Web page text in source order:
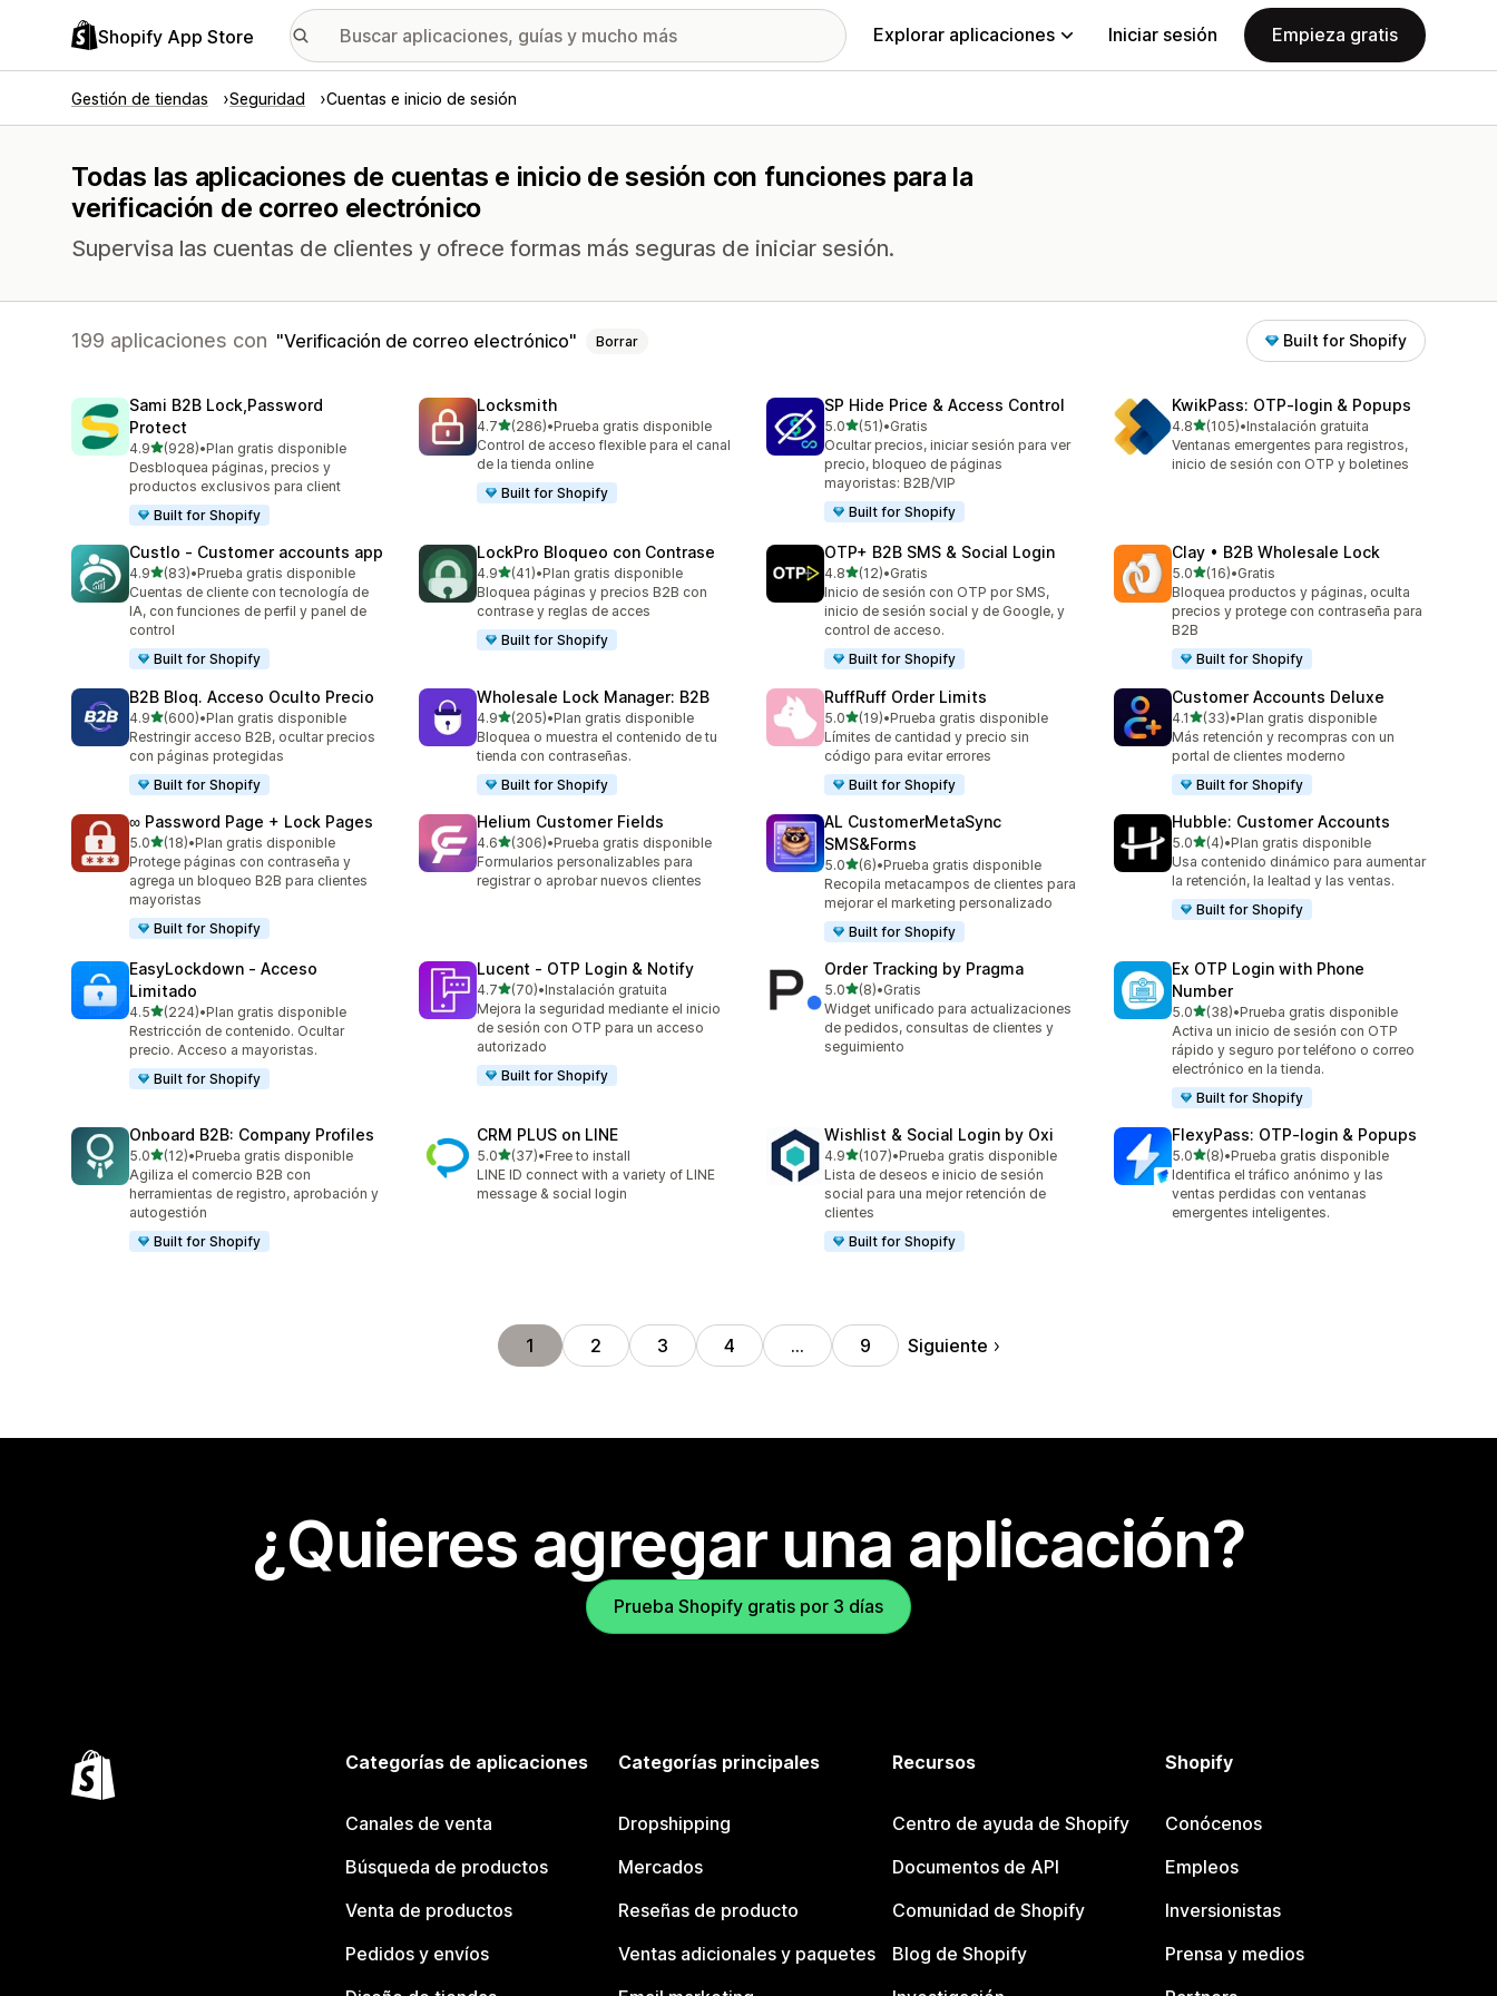
Shopify App Store Explorar aplicaciones Iniciar sesión Empieza gratis
Gestión de tiendas Seguridad Cuentas e inicio de sesión
Todas las aplicaciones de cuentas e inicio de sesión con funciones para la
verificación de correo electrónico
Supervisa las cuentas de clientes y ofrece formas más seguras de iniciar sesión.
199 aplicaciones con Verificación de correo electrónico Borrar Built for Shopify
Sami B2B Lock,Password
Protect
4.9de 5 estrellas
(928)
928 reseñas en total
•Plan gratis disponible
Desbloquea páginas, precios y
productos exclusivos para client
Built for Shopify
Locksmith
4.7de 5 estrellas
(286)
286 reseñas en total
•Prueba gratis disponible
Control de acceso flexible para el canal
de la tienda online
Built for Shopify
SP Hide Price & Access Control
5.0de 5 estrellas
(51)
51 reseñas en total
•Gratis
Ocultar precios, iniciar sesión para ver
precio, bloqueo de páginas
mayoristas: B2B/VIP
Built for Shopify
KwikPass: OTP‑login & Popups
4.8de 5 estrellas
(105)
105 reseñas en total
•Instalación gratuita
Ventanas emergentes para registros,
inicio de sesión con OTP y boletines
Custlo ‑ Customer accounts app
4.9de 5 estrellas
(83)
83 reseñas en total
•Prueba gratis disponible
Cuentas de cliente con tecnología de
IA, con funciones de perfil y panel de
control
Built for Shopify
LockPro Bloqueo con Contrase
4.9de 5 estrellas
(41)
41 reseñas en total
•Plan gratis disponible
Bloquea páginas y precios B2B con
contrase y reglas de acces
Built for Shopify
OTP+ B2B SMS & Social Login
4.8de 5 estrellas
(12)
12 reseñas en total
•Gratis
Inicio de sesión con OTP por SMS,
inicio de sesión social y de Google, y
control de acceso.
Built for Shopify
Clay • B2B Wholesale Lock
5.0de 5 estrellas
(16)
16 reseñas en total
•Gratis
Bloquea productos y páginas, oculta
precios y protege con contraseña para
B2B
Built for Shopify
B2B Bloq. Acceso Oculto Precio
4.9de 5 estrellas
(600)
600 reseñas en total
•Plan gratis disponible
Restringir acceso B2B, ocultar precios
con páginas protegidas
Built for Shopify
Wholesale Lock Manager: B2B
4.9de 5 estrellas
(205)
205 reseñas en total
•Plan gratis disponible
Bloquea o muestra el contenido de tu
tienda con contraseñas.
Built for Shopify
RuffRuff Order Limits
5.0de 5 estrellas
(19)
19 reseñas en total
•Prueba gratis disponible
Límites de cantidad y precio sin
código para evitar errores
Built for Shopify
Customer Accounts Deluxe
4.1de 5 estrellas
(33)
33 reseñas en total
•Plan gratis disponible
Más retención y recompras con un
portal de clientes moderno
Built for Shopify
∞ Password Page + Lock Pages
5.0de 5 estrellas
(18)
18 reseñas en total
•Plan gratis disponible
Protege páginas con contraseña y
agrega un bloqueo B2B para clientes
mayoristas
Built for Shopify
Helium Customer Fields
4.6de 5 estrellas
(306)
306 reseñas en total
•Prueba gratis disponible
Formularios personalizables para
registrar o aprobar nuevos clientes
AL CustomerMetaSync
SMS&Forms
5.0de 5 estrellas
(6)
6 reseñas en total
•Prueba gratis disponible
Recopila metacampos de clientes para
mejorar el marketing personalizado
Built for Shopify
Hubble: Customer Accounts
5.0de 5 estrellas
(4)
4 reseñas en total
•Plan gratis disponible
Usa contenido dinámico para aumentar
la retención, la lealtad y las ventas.
Built for Shopify
EasyLockdown ‑ Acceso
Limitado
4.5de 5 estrellas
(224)
224 reseñas en total
•Plan gratis disponible
Restricción de contenido. Ocultar
precio. Acceso a mayoristas.
Built for Shopify
Lucent ‑ OTP Login & Notify
4.7de 5 estrellas
(70)
70 reseñas en total
•Instalación gratuita
Mejora la seguridad mediante el inicio
de sesión con OTP para un acceso
autorizado
Built for Shopify
Order Tracking by Pragma
5.0de 5 estrellas
(8)
8 reseñas en total
•Gratis
Widget unificado para actualizaciones
de pedidos, consultas de clientes y
seguimiento
Ex OTP Login with Phone
Number
5.0de 5 estrellas
(38)
38 reseñas en total
•Prueba gratis disponible
Activa un inicio de sesión con OTP
rápido y seguro por teléfono o correo
electrónico en la tienda.
Built for Shopify
Onboard B2B: Company Profiles
5.0de 5 estrellas
(12)
12 reseñas en total
•Prueba gratis disponible
Agiliza el comercio B2B con
herramientas de registro, aprobación y
autogestión
Built for Shopify
CRM PLUS on LINE
5.0de 5 estrellas
(37)
37 reseñas en total
•Free to install
LINE ID connect with a variety of LINE
message & social login
Wishlist & Social Login by Oxi
4.9de 5 estrellas
(107)
107 reseñas en total
•Prueba gratis disponible
Lista de deseos e inicio de sesión
social para una mejor retención de
clientes
Built for Shopify
FlexyPass: OTP‑login & Popups
5.0de 5 estrellas
(8)
8 reseñas en total
•Prueba gratis disponible
Identifica el tráfico anónimo y las
ventas perdidas con ventanas
emergentes inteligentes.
1 2 3 4 … 9 Siguiente
¿Quieres agregar una aplicación?
Prueba Shopify gratis por 3 días
Categorías de aplicaciones
Canales de venta
Búsqueda de productos
Venta de productos
Pedidos y envíos
Categorías principales
Dropshipping
Mercados
Reseñas de producto
Ventas adicionales y paquetes
Recursos
Centro de ayuda de Shopify
Documentos de API
Comunidad de Shopify
Blog de Shopify
Shopify
Conócenos
Empleos
Inversionistas
Prensa y medios